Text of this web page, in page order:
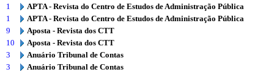
1
APTA - Revista do Centro de Estudos de Administração Pública
1
APTA - Revista do Centro de Estudos de Administração Pública
9
Aposta - Revista dos CTT
10
Aposta - Revista dos CTT
3
Anuário Tribunal de Contas
3
Anuário Tribunal de Contas